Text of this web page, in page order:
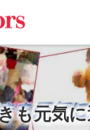
も元気